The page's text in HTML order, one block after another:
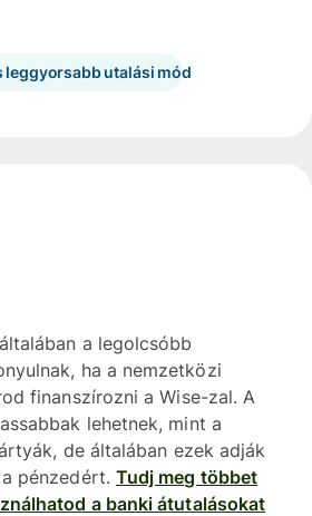
leggyorsabb utalási mód
a legolcsóbb
ha a nemzetközi
finanszírozni a Wise-zal. A
lehetnek, mint a
de általában ezek adják
pénzedért. Tudj meg többet
a banki átutalásokat